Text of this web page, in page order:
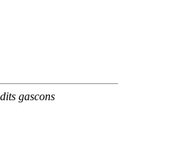
gascons